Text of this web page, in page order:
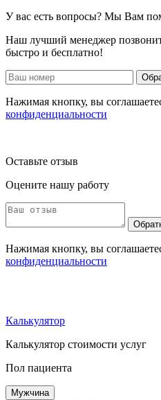
У вас есть вопросы? Мы Вам
Наш лучший менеджер
быстро и бесплатно!
Нажимая кнопку, вы
конфиденциальности
Оставьте отзыв
Оцените нашу работу
Нажимая кнопку, вы
конфиденциальности
Калькулятор
Калькулятор стоимости услуг
Пол пациента
Мужчина